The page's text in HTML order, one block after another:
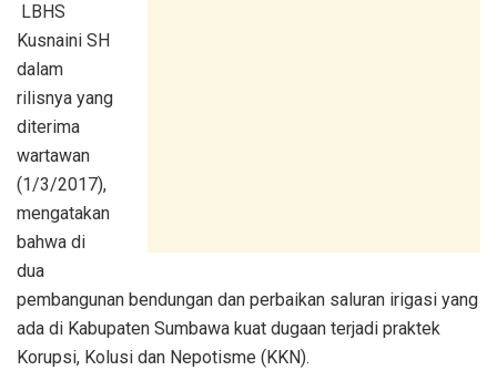
LBHS
Kusnaini SH
dalam
rilisnya yang
diterima
wartawan
(1/3/2017),
mengatakan
bahwa di
dua
pembangunan bendungan dan perbaikan saluran irigasi yang
ada di Kabupaten Sumbawa kuat dugaan terjadi praktek
Korupsi, Kolusi dan Nepotisme (KKN).